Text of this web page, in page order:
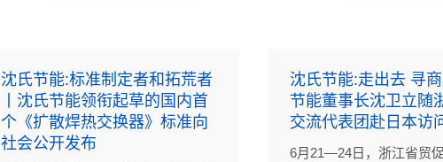
沈氏节能:标准制定者和拓荒者
丨沈氏节能领衔起草的国内首
个《扩散焊热交换器》标准向
社会公开发布
沈氏节能:走出去 寻
节能董事长沈卫立随
交流代表团赴日本访
6月21—24日，浙江省贸